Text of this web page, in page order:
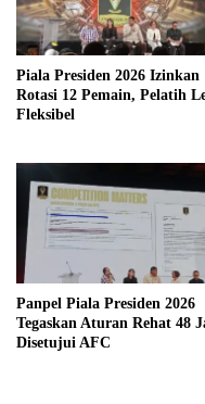
Piala Presiden 2026 Izinkan
Rotasi 12 Pemain, Pelatih
Fleksibel
Panpel Piala Presiden 2026
Tegaskan Aturan Rehat 48
Disetujui AFC